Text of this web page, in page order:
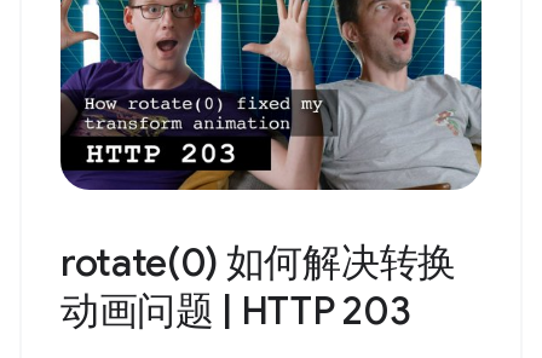
rotate(0) 如何解决转换
动画问题 | HTTP 203